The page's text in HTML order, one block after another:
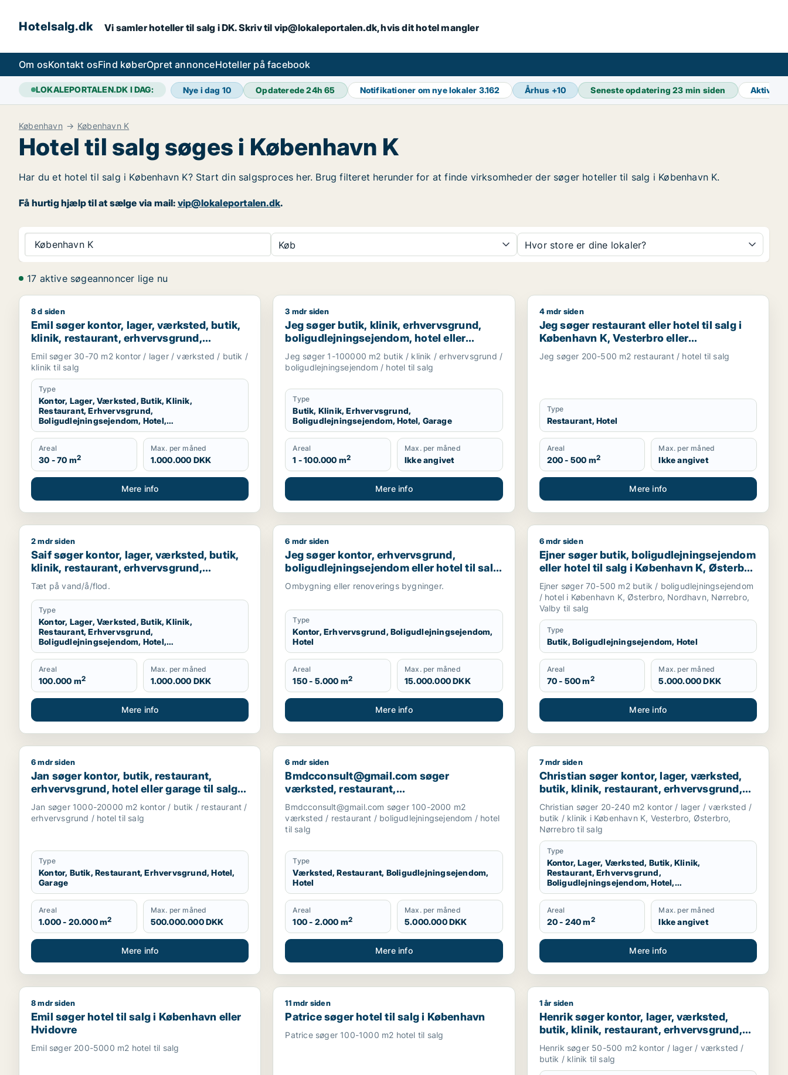
Hotelsalg.dk Vi samler hoteller til salg i DK. Skriv til vip@lokaleportalen.dk, hvis dit hotel mangler
Om osKontakt osFind køberOpret annonceHoteller på facebook
LOKALEPORTALEN.DK I DAG: Nye i dag 10 Opdaterede 24h65 Notifikationer om nye lokaler 3.162 Århus +10 Seneste opdatering23 min siden Aktive
København København K
Hotel til salg søges i København K
Har du et hotel til salg i København K? Start din salgsproces her. Brug filteret herunder for at finde virksomheder der søger hoteller til salg i København K.
Få hurtig hjælp til at sælge via mail: vip@lokaleportalen.dk.
København K Køb Hvor store er dine lokaler?
17 aktive søgeannoncer lige nu
Emil søger kontor, lager, værksted, butik, klinik, restaurant, erhvervsgrund, boligudlejningsejendom, hotel, produktionslokaler eller garage til salg i København K,
8 d siden
Emil søger kontor, lager, værksted, butik,
klinik, restaurant, erhvervsgrund,
boligudlejningsejendom, hotel,
produktionslokaler eller garage til salg i
København K, Vesterbro eller
Frederiksberg m.fl.
Emil søger 30-70 m2 kontor / lager / værksted / butik /
klinik til salg
Type
Kontor, Lager, Værksted, Butik, Klinik,
Restaurant, Erhvervsgrund,
Boligudlejningsejendom, Hotel,
Produktionslokaler, Garage
Areal
30 - 70 m2
Max. per måned
1.000.000 DKK
Mere info
Jeg søger butik, klinik, erhvervsgrund, boligudlejningsejendom, hotel eller garage til salg i Storkøbenhavn
3 mdr siden
Jeg søger butik, klinik, erhvervsgrund,
boligudlejningsejendom, hotel eller
garage til salg i Storkøbenhavn
Jeg søger 1-100000 m2 butik / klinik / erhvervsgrund /
boligudlejningsejendom / hotel til salg
Type
Butik, Klinik, Erhvervsgrund,
Boligudlejningsejendom, Hotel, Garage
Areal
1 - 100.000 m2
Max. per måned
Ikke angivet
Mere info
Jeg søger restaurant eller hotel til salg i København
4 mdr siden
Jeg søger restaurant eller hotel til salg i
København K, Vesterbro eller
Frederiksberg m.fl.
Jeg søger 200-500 m2 restaurant / hotel til salg
Type
Restaurant, Hotel
Areal
200 - 500 m2
Max. per måned
Ikke angivet
Mere info
Saif søger kontor, lager, værksted, butik, klinik, restaurant, erhvervsgrund, boligudlejningsejendom, hotel, produktionslokaler eller garage til salg i Storkøbenhavn
2 mdr siden
Saif søger kontor, lager, værksted, butik,
klinik, restaurant, erhvervsgrund,
boligudlejningsejendom, hotel,
produktionslokaler eller garage til salg i
Storkøbenhavn
Tæt på vand/å/flod.
Type
Kontor, Lager, Værksted, Butik, Klinik,
Restaurant, Erhvervsgrund,
Boligudlejningsejendom, Hotel,
Produktionslokaler, Garage
Areal
100.000 m2
Max. per måned
1.000.000 DKK
Mere info
Jeg søger kontor, erhvervsgrund, boligudlejningsejendom eller hotel til salg i København K
6 mdr siden
Jeg søger kontor, erhvervsgrund,
boligudlejningsejendom eller hotel til salg
i København K
Ombygning eller renoverings bygninger.
Type
Kontor, Erhvervsgrund, Boligudlejningsejendom,
Hotel
Areal
150 - 5.000 m2
Max. per måned
15.000.000 DKK
Mere info
Ejner søger butik, boligudlejningsejendom eller hotel
6 mdr siden
Ejner søger butik, boligudlejningsejendom
eller hotel til salg i København K, Østerbro
eller Nordhavn m.fl.
Ejner søger 70-500 m2 butik / boligudlejningsejendom
/ hotel i København K, Østerbro, Nordhavn, Nørrebro,
Valby til salg
Type
Butik, Boligudlejningsejendom, Hotel
Areal
70 - 500 m2
Max. per måned
5.000.000 DKK
Mere info
Jan søger kontor, butik, restaurant, erhvervsgrund, hotel eller garage til salg i København, Kongens Lyngby eller Gentofte
6 mdr siden
Jan søger kontor, butik, restaurant,
erhvervsgrund, hotel eller garage til salg i
København, Kongens Lyngby eller
Gentofte
Jan søger 1000-20000 m2 kontor / butik / restaurant /
erhvervsgrund / hotel til salg
Type
Kontor, Butik, Restaurant, Erhvervsgrund, Hotel,
Garage
Areal
1.000 - 20.000 m2
Max. per måned
500.000.000 DKK
Mere info
Bmdcconsult@gmail.com søger værksted, restaurant, boligudlejningsejendom eller hotel til salg i
6 mdr siden
Bmdcconsult@gmail.com søger
værksted, restaurant,
boligudlejningsejendom eller hotel til salg
i Storkøbenhavn
Bmdcconsult@gmail.com søger 100-2000 m2
værksted / restaurant / boligudlejningsejendom / hotel
til salg
Type
Værksted, Restaurant, Boligudlejningsejendom,
Hotel
Areal
100 - 2.000 m2
Max. per måned
5.000.000 DKK
Mere info
Christian søger kontor, lager, værksted, butik, klinik,
7 mdr siden
Christian søger kontor, lager, værksted,
butik, klinik, restaurant, erhvervsgrund,
boligudlejningsejendom, hotel,
produktionslokaler eller garage til salg i
København K, Vesterbro eller Østerbro
m.fl.
Christian søger 20-240 m2 kontor / lager / værksted /
butik / klinik i København K, Vesterbro, Østerbro,
Nørrebro til salg
Type
Kontor, Lager, Værksted, Butik, Klinik,
Restaurant, Erhvervsgrund,
Boligudlejningsejendom, Hotel,
Produktionslokaler, Garage
Areal
20 - 240 m2
Max. per måned
Ikke angivet
Mere info
Emil søger hotel til salg i København eller Hvidovre
8 mdr siden
Emil søger hotel til salg i København eller
Hvidovre
Emil søger 200-5000 m2 hotel til salg
Patrice søger hotel til salg i København
11 mdr siden
Patrice søger hotel til salg i København
Patrice søger 100-1000 m2 hotel til salg
Henrik søger kontor, lager, værksted, butik, klinik,
1 år siden
Henrik søger kontor, lager, værksted,
butik, klinik, restaurant, erhvervsgrund,
boligudlejningsejendom, hotel eller
produktionslokaler til salg i København K,
Vesterbro eller Østerbro m.fl.
Henrik søger 50-500 m2 kontor / lager / værksted /
butik / klinik til salg